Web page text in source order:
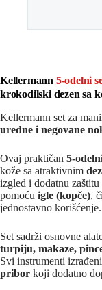
Kellermann 5-odelni
krokodilski dezen sa
Kellermann set za
uredne i negovane
Ovaj praktičan 5-
kože sa atraktivnim
izgled i dodatnu
pomoću igle (kopče),
jednostavno korišćenje.
Set sadrži osnovne
turpiju, makaze,
Svi instrumenti
pribor koji dodatno